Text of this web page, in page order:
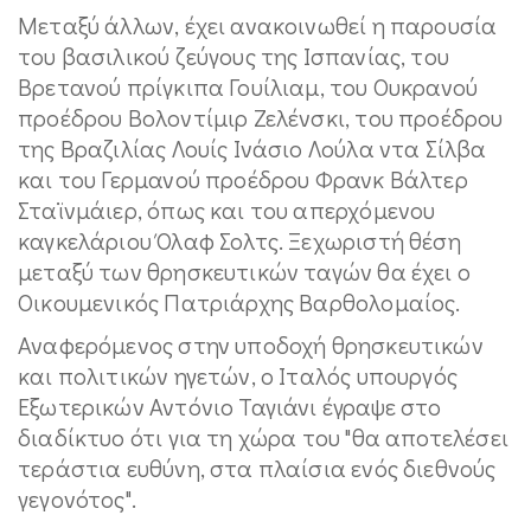
Μεταξύ άλλων, έχει ανακοινωθεί η παρουσία
του βασιλικού ζεύγους της Ισπανίας, του
Βρετανού πρίγκιπα Γουίλιαμ, του Ουκρανού
προέδρου Βολοντίμιρ Ζελένσκι, του προέδρου
της Βραζιλίας Λουίς Ινάσιο Λούλα ντα Σίλβα
και του Γερμανού προέδρου Φρανκ Βάλτερ
Σταϊνμάιερ, όπως και του απερχόμενου
καγκελάριου Όλαφ Σολτς. Ξεχωριστή θέση
μεταξύ των θρησκευτικών ταγών θα έχει ο
Οικουμενικός Πατριάρχης Βαρθολομαίος.
Αναφερόμενος στην υποδοχή θρησκευτικών
και πολιτικών ηγετών, ο Ιταλός υπουργός
Εξωτερικών Αντόνιο Ταγιάνι έγραψε στο
διαδίκτυο ότι για τη χώρα του "θα αποτελέσει
τεράστια ευθύνη, στα πλαίσια ενός διεθνούς
γεγονότος".